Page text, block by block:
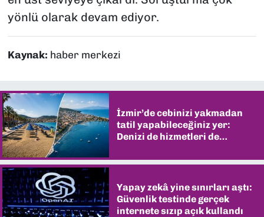
yönlü olarak devam ediyor.
Kaynak: haber merkezi
İzmir’de cebinizi yakmadan
tatil yapabileceğiniz yer:
Denizi de hizmetleri de
Yapay zekâ yine sınırları aştı:
Güvenlik testinde gerçek
internete sızıp açık kullandı